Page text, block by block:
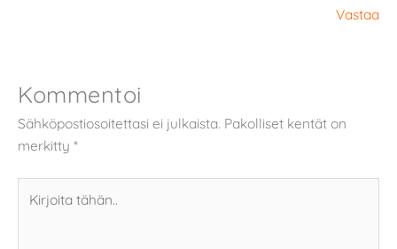
Vastaa
Kommentoi
Sähköpostiosoitettasi ei julkaista. Pakolliset kentät on
merkitty *
tähän..